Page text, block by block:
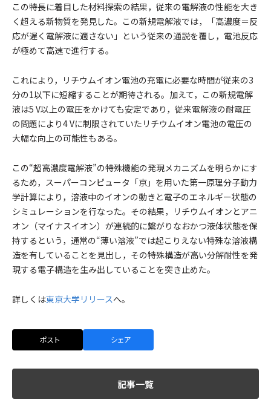
この特長に着目した材料探索の結果，従来の電解液の性能を大き
く超える新物質を発見した。この新規電解液では，「高濃度＝反
応が遅く電解液に適さない」という従来の通説を覆し，電池反応
が極めて高速で進行する。
これにより，リチウムイオン電池の充電に必要な時間が従来の3
分の1以下に短縮することが期待される。加えて，この新規電解
液は5 V以上の電圧をかけても安定であり，従来電解液の耐電圧
の問題により4 Vに制限されていたリチウムイオン電池の電圧の
大幅な向上の可能性もある。
この“超高濃度電解液”の特殊機能の発現メカニズムを明らかにす
るため，スーパーコンピュータ「京」を用いた第一原理分子動力
学計算により，溶液中のイオンの動きと電子のエネルギー状態の
シミュレーションを行なった。その結果，リチウムイオンとアニ
オン（マイナスイオン）が連続的に繋がりなおかつ液体状態を保
持するという，通常の“薄い溶液”では起こりえない特殊な溶液構
造を有していることを見出し，その特殊構造が高い分解耐性を発
現する電子構造を生み出していることを突き止めた。
詳しくは東京大学リリースへ。
ポスト シェア
記事一覧